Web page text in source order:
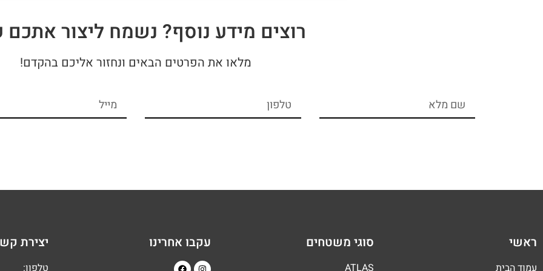
רוצים מידע נוסף? נשמח ליצור
מלאו את הפרטים הבאים ונחזור אליכם בהקדם!
ראשי
עמוד הבית
סוגי משטחים
ATLAS
עקבו אחרינו יצירת
טלפון: